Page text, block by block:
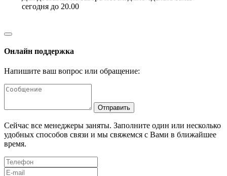
сегодня до 20.00
Онлайн поддержка
Напишите ваш вопрос или обращение:
Отправить
Сейчас все менеджеры заняты. Заполните один или несколько
удобных способов связи и мы свяжемся с Вами в ближайшее
время.